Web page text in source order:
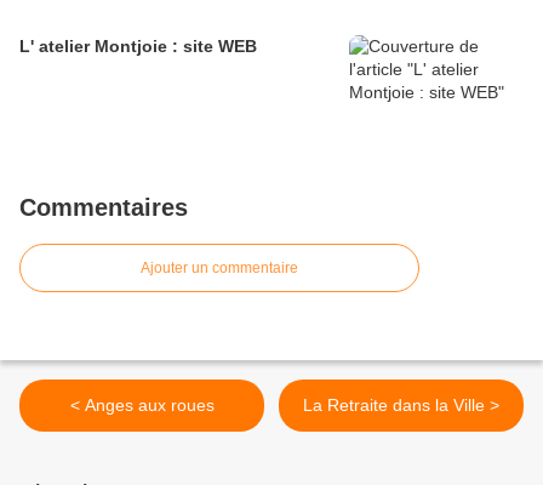
L' atelier Montjoie : site WEB
Commentaires
Ajouter un commentaire
< Anges aux roues La Retraite dans la Ville >